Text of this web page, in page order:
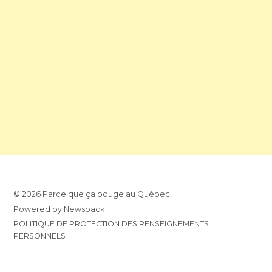
© 2026 Parce que ça bouge au Québec!
Powered by Newspack
POLITIQUE DE PROTECTION DES RENSEIGNEMENTS
PERSONNELS